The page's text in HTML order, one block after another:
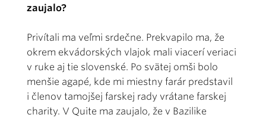
zaujalo?
Privítali ma veľmi srdečne. Prekvapilo ma, že
okrem ekvádorských vlajok mali viacerí veriaci
v ruke aj tie slovenské. Po svätej omši bolo
menšie agapé, kde mi miestny farár predstavil
i členov tamojšej farskej rady vrátane farskej
charity. V Quite ma zaujalo, že v Bazilike